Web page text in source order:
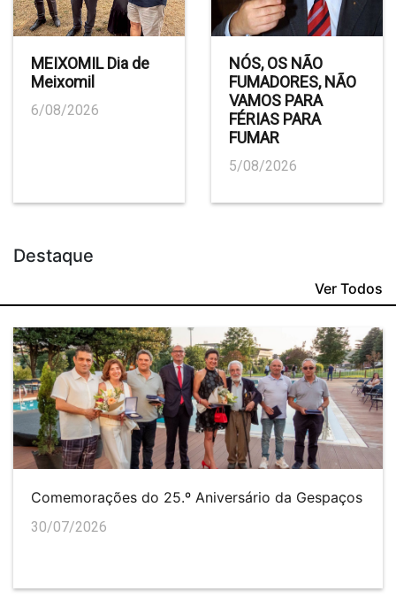
MEIXOMIL Dia de
Meixomil
6/08/2026
NÓS, OS NÃO
FUMADORES, NÃO
VAMOS PARA
FÉRIAS PARA
FUMAR
5/08/2026
Destaque
Ver Todos
Comemorações do 25.º Aniversário da Gespaços
30/07/2026